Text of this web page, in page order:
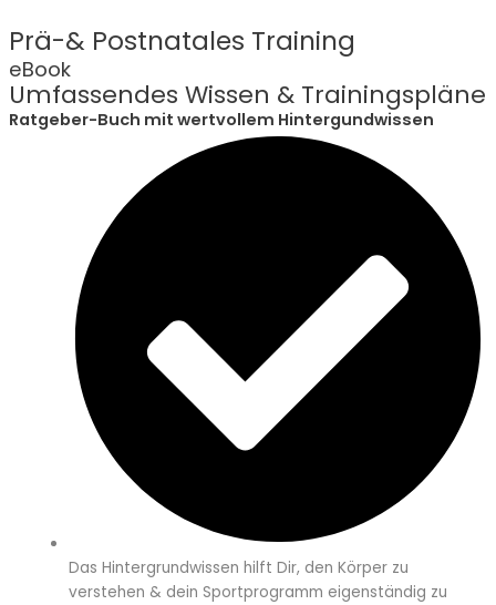
Prä-& Postnatales Training
eBook
Umfassendes Wissen & Trainingspläne
Ratgeber-Buch mit wertvollem Hintergundwissen
Das Hintergrundwissen hilft Dir, den Körper zu
verstehen & dein Sportprogramm eigenständig zu